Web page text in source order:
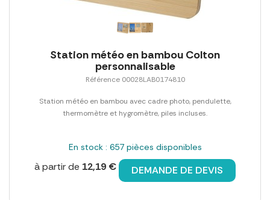
Station météo en bambou Colton
personnalisable
Référence 00028LAB0174810
Station météo en bambou avec cadre photo, pendulette,
thermomètre et hygromètre, piles incluses.
En stock : 657 pièces disponibles
à partir de 12,19 € DEMANDE DE DEVIS